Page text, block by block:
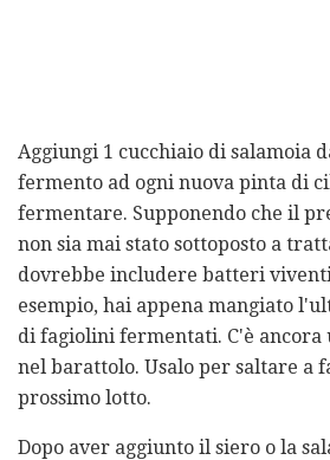
Aggiungi 1 cucchiaio di salamoia
fermento ad ogni nuova pinta di
fermentare. Supponendo che il
non sia mai stato sottoposto a
dovrebbe includere batteri
esempio, hai appena mangiato
di fagiolini fermentati. C'è ancora
nel barattolo. Usalo per saltare a
prossimo lotto.
Dopo aver aggiunto il siero o la